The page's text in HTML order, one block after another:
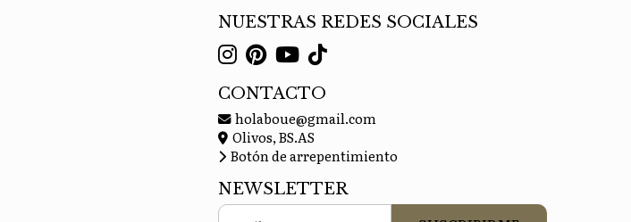
NUESTRAS REDES SOCIALES
CONTACTO
holaboue@gmail.com
Olivos, BS.AS
Botón de arrepentimiento
NEWSLETTER